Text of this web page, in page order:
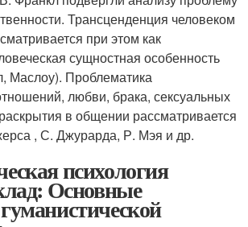
Трансценденция человеком
при этом как
сущностная особенность
Маслоу). Проблематика
любви, брака, сексуальных
в общении рассматривается
, С. Джурарда, Р. Мэя и др.
психология
Основные